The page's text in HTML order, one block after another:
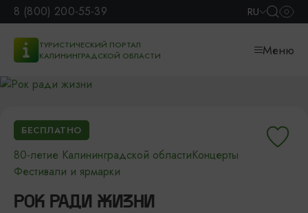
8 (800) 200-55-39 RU
ТУРИСТИЧЕСКИЙ ПОРТАЛ
КАЛИНИНГРАДСКОЙ ОБЛАСТИ
Меню
БЕСПЛАТНО
80-летие Калининградской областиКонцерты
Фестивали и ярмарки
РОК РАДИ ЖИЗНИ